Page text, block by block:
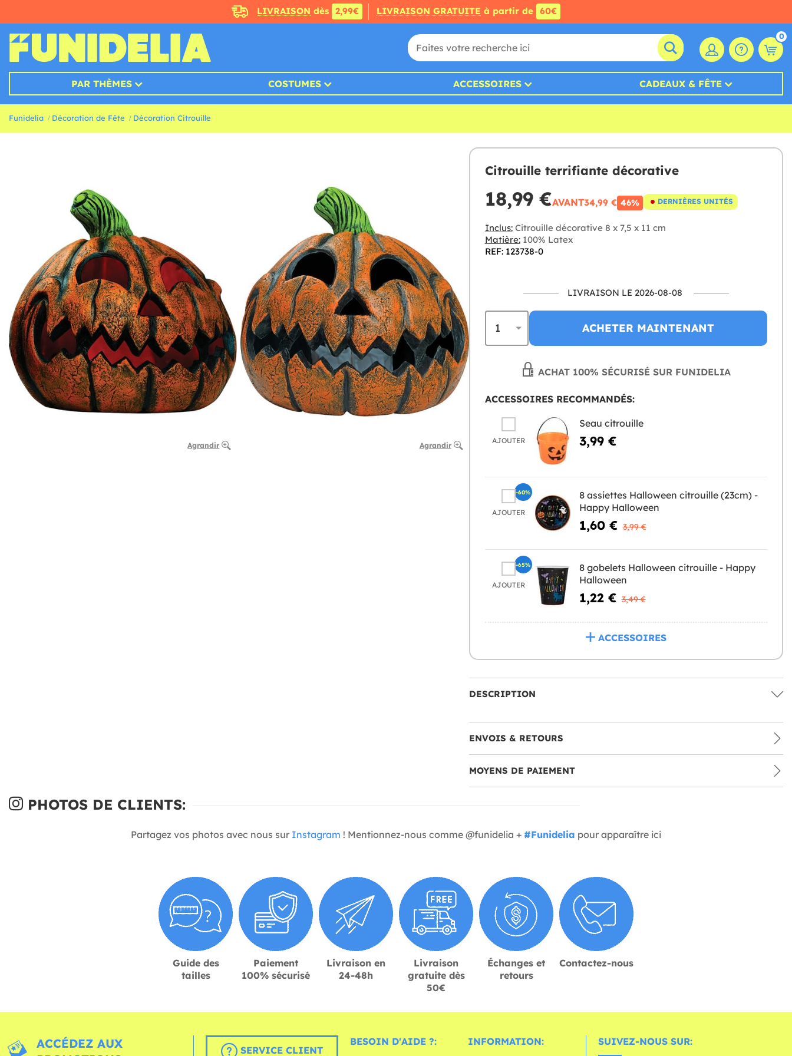
LIVRAISON dès 2,99€ LIVRAISON GRATUITE à partir de 60€
0
PAR THÈMES COSTUMES ACCESSOIRES CADEAUX & FÊTE
Funidelia Décoration de Fête Décoration Citrouille
Agrandir Agrandir
Citrouille terrifiante décorative
18,99 €AVANT34,99 € 46% DERNIÈRES UNITÉS
Inclus:Citrouille décorative 8 x 7,5 x 11 cm
Matière:100% Latex
REF: 123738-0
LIVRAISON LE 2026-08-08
ACHETER MAINTENANT
ACHAT 100% SÉCURISÉ SUR FUNIDELIA
ACCESSOIRES RECOMMANDÉS:
AJOUTER
Seau citrouille
3,99 €
AJOUTER
8 assiettes Halloween citrouille (23cm) -
Happy Halloween
1,60 € 3,99 €
-60%
AJOUTER
8 gobelets Halloween citrouille - Happy
Halloween
1,22 € 3,49 €
-65%
ACCESSOIRES
DESCRIPTION
ENVOIS & RETOURS
MOYENS DE PAIEMENT
PHOTOS DE CLIENTS:
Partagez vos photos avec nous sur Instagram ! Mentionnez-nous comme @funidelia + #Funidelia pour apparaître ici
Guide des
tailles
Paiement
100% sécurisé
Livraison en
24-48h
Livraison
gratuite dès
50€
Échanges et
retours
Contactez-nous
ACCÉDEZ AUX
SERVICE CLIENT
BESOIN D'AIDE ?: INFORMATION: SUIVEZ-NOUS SUR: